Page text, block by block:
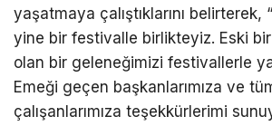
yaşatmaya çalıştıklarını belirterek,
yine bir festivalle birlikteyiz. Eski
olan bir geleneğimizi festivallerle
Emeği geçen başkanlarımıza ve
çalışanlarımıza teşekkürlerimi